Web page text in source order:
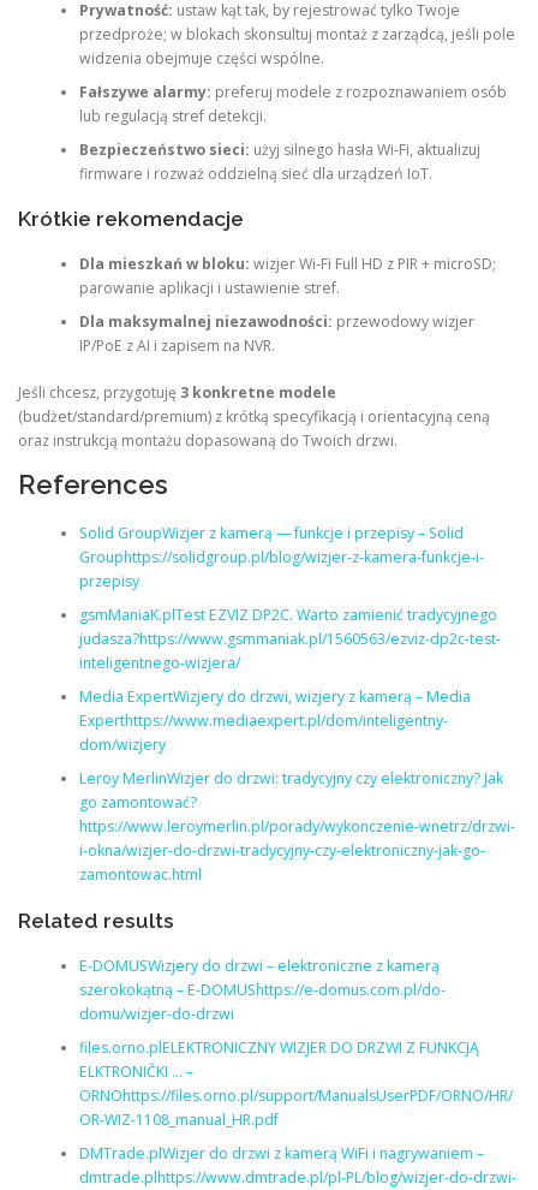
Prywatność: ustaw kąt tak, by rejestrować tylko Twoje
przedproże; w blokach skonsultuj montaż z zarządcą, jeśli pole
widzenia obejmuje części wspólne.
Fałszywe alarmy: preferuj modele z rozpoznawaniem osób
lub regulacją stref detekcji.
Bezpieczeństwo sieci: użyj silnego hasła Wi‑Fi, aktualizuj
firmware i rozważ oddzielną sieć dla urządzeń IoT.
Krótkie rekomendacje
Dla mieszkań w bloku: wizjer Wi‑Fi Full HD z PIR + microSD;
parowanie aplikacji i ustawienie stref.
Dla maksymalnej niezawodności: przewodowy wizjer
IP/PoE z AI i zapisem na NVR.
Jeśli chcesz, przygotuję 3 konkretne modele
(budżet/standard/premium) z krótką specyfikacją i orientacyjną ceną
oraz instrukcją montażu dopasowaną do Twoich drzwi.
References
Solid GroupWizjer z kamerą — funkcje i przepisy – Solid
Grouphttps://solidgroup.pl/blog/wizjer-z-kamera-funkcje-i-
przepisy
gsmManiaK.plTest EZVIZ DP2C. Warto zamienić tradycyjnego
judasza?https://www.gsmmaniak.pl/1560563/ezviz-dp2c-test-
inteligentnego-wizjera/
Media ExpertWizjery do drzwi, wizjery z kamerą – Media
Experthttps://www.mediaexpert.pl/dom/inteligentny-
dom/wizjery
Leroy MerlinWizjer do drzwi: tradycyjny czy elektroniczny? Jak
go zamontować?
https://www.leroymerlin.pl/porady/wykonczenie-wnetrz/drzwi-
i-okna/wizjer-do-drzwi-tradycyjny-czy-elektroniczny-jak-go-
zamontowac.html
Related results
E-DOMUSWizjery do drzwi – elektroniczne z kamerą
szerokokątną – E-DOMUShttps://e-domus.com.pl/do-
domu/wizjer-do-drzwi
files.orno.plELEKTRONICZNY WIZJER DO DRZWI Z FUNKCJĄ
ELKTRONIČKI … –
ORNOhttps://files.orno.pl/support/ManualsUserPDF/ORNO/HR/
OR-WIZ-1108_manual_HR.pdf
DMTrade.plWizjer do drzwi z kamerą WiFi i nagrywaniem –
dmtrade.plhttps://www.dmtrade.pl/pl-PL/blog/wizjer-do-drzwi-